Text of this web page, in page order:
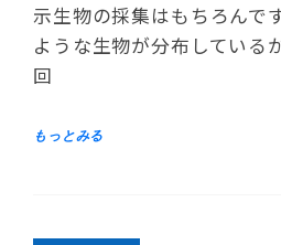
示生物の採集はもちろんで
ような生物が分布している
回